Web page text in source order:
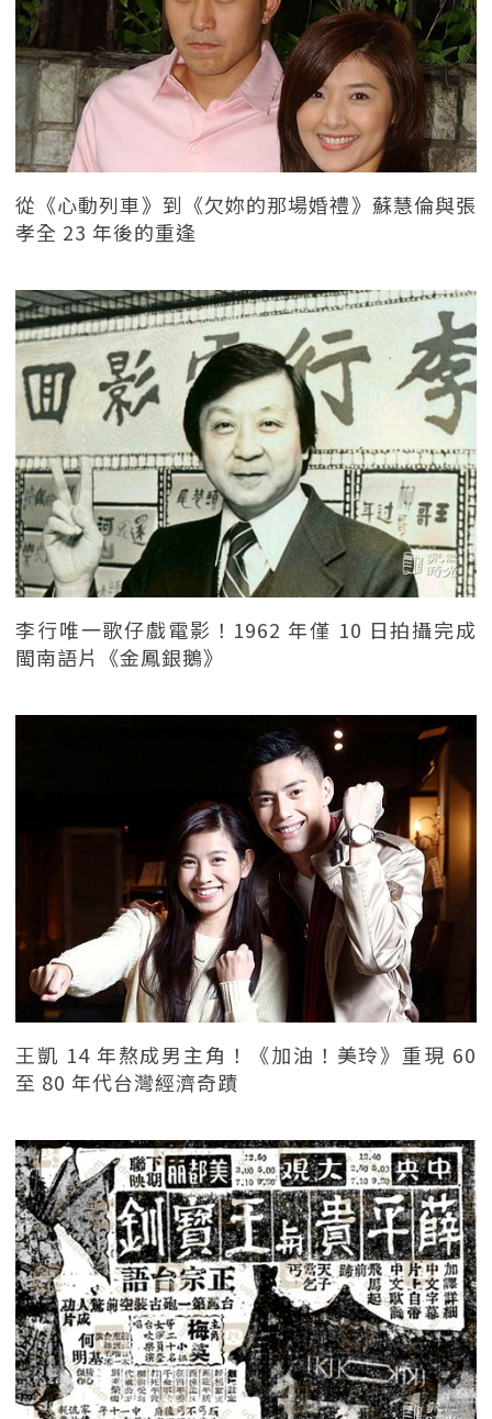
從《心動列車》到《欠妳的那場婚禮》蘇慧倫與張
孝全 23 年後的重逢
李行唯一歌仔戲電影！1962 年僅 10 日拍攝完成
閩南語片《金鳳銀鵝》
王凱 14 年熬成男主角！《加油！美玲》重現 60
至 80 年代台灣經濟奇蹟